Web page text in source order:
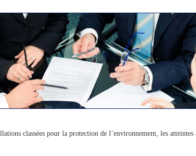
classées pour la protection de l’environnement, les